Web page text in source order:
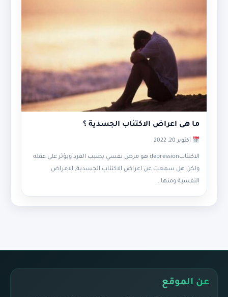
ما هى اعراض الاكتئاب الجسدية ؟
أكتوبر 20, 2022
الاكتئابdepression هو مرض نفسي يصيب الفرد ويؤثر على عقله
ولكن هل سمعت عن اعراض الاكتئاب الجسدية, الامراض
النفسية ومنها...
عن الموقع